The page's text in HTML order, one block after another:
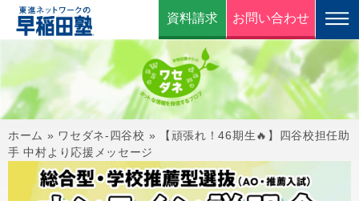
資料請求 お問い合わせ
ホーム » ワセダネ-四谷校 »
【頑張れ！46期生🔥】四谷校担任助
手 中村より応援メッセージ